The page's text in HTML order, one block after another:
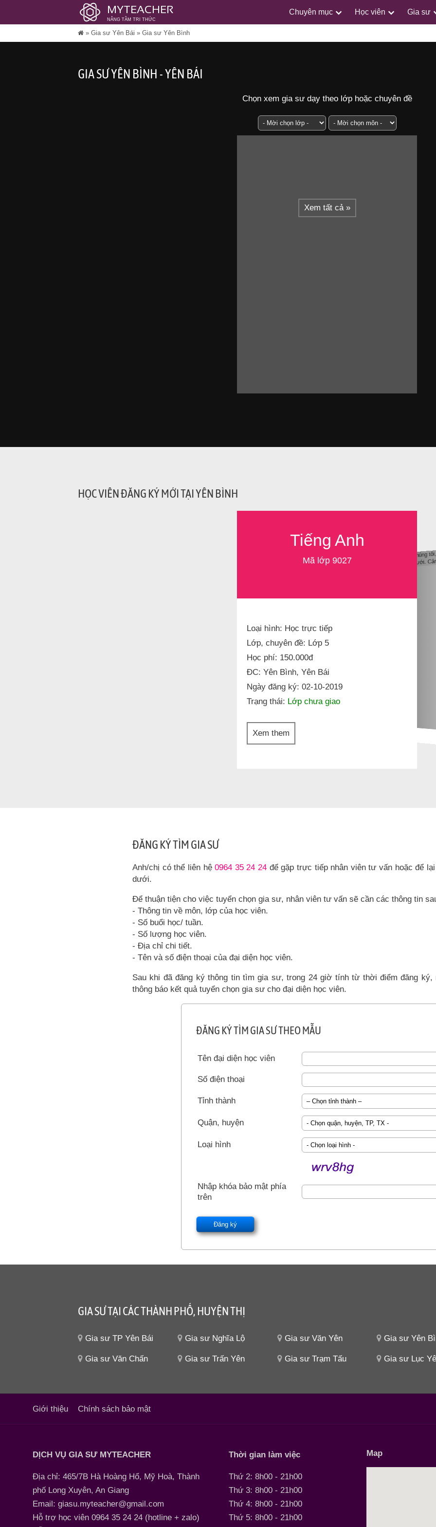
MYTEACHER
NÂNG TẦM TRI THỨC
Chuyên mục Học viên Gia sư
» Gia sư Yên Bái » Gia sư Yên Bình
GIA SƯ YÊN BÌNH - YÊN BÁI
Chọn xem gia sư dạy theo lớp hoặc chuyên đề
Xem tất cả »
HỌC VIÊN ĐĂNG KÝ MỚI TẠI YÊN BÌNH
Tiếng Anh
Mã lớp 9027
Loại hình: Học trực tiếp
Lớp, chuyên đề: Lớp 5
Học phí: 150.000đ
ĐC: Yên Bình, Yên Bái
Ngày đăng ký: 02-10-2019
Trạng thái: Lớp chưa giao
Xem them
Ủng hộ
trợ bên dưới.
ĐĂNG KÝ TÌM GIA SƯ
Anh/chị có thể liên hệ0964 35 24 24 để gặp trực tiếp nhân viên tư vấn hoặc để
dưới.
Để thuận tiện cho việc tuyển chọn gia sư, nhân viên tư vấn sẽ cần các thông tin
- Thông tin về môn, lớp của học viên.
- Số buổi học/ tuần.
- Số lượng học viên.
- Địa chỉ chi tiết.
- Tên và số điện thoại của đại diện học viên.
Sau khi đã đăng ký thông tin tìm gia sư, trong 24 giờ tính từ thời điểm đăng ký,
thông báo kết quả tuyển chọn gia sư cho đại diện học viên.
ĐĂNG KÝ TÌM GIA SƯ THEO MẪU
Tên đại diện học viên
Số điện thoại
Tỉnh thành
Quận, huyện
Loại hình
Nhập khóa bảo mật phía
trên
GIA SƯ TẠI CÁC THÀNH PHỐ, HUYỆN THỊ
Gia sư TP Yên Bái Gia sư Nghĩa Lộ Gia sư Văn Yên Gia sư Yên
Gia sư Văn Chấn Gia sư Trấn Yên Gia sư Trạm Tấu Gia sư Lục
Giới thiệu Chính sách bảo mật
DỊCH VỤ GIA SƯ MYTEACHER
Địa chỉ: 465/7B Hà Hoàng Hổ, Mỹ Hoà, Thành
phố Long Xuyên, An Giang
Email: giasu.myteacher@gmail.com
Hỗ trợ học viên 0964 35 24 24 (hotline + zalo)
Thời gian làm việc
Thứ 2: 8h00 - 21h00
Thứ 3: 8h00 - 21h00
Thứ 4: 8h00 - 21h00
Thứ 5: 8h00 - 21h00
Map